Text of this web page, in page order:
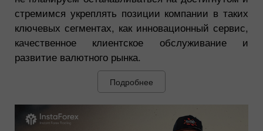
стремимся укреплять позиции компании в таких
ключевых сегментах, как инновационный сервис,
качественное клиентское обслуживание и
развитие валютного рынка.
Подробнее